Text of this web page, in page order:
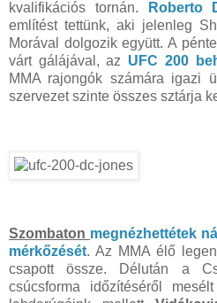
kvalifikációs tornán.
Roberto
említést tettünk, aki jelenleg
Morával dolgozik együtt. A
várt gálájával, az UFC 200
MMA rajongók számára igazi
szervezet szinte összes sztárja
Szombaton megnézhettétek
mérkőzését. Az MMA élő
csapott össze. Délután a
csúcsforma időzítéséről